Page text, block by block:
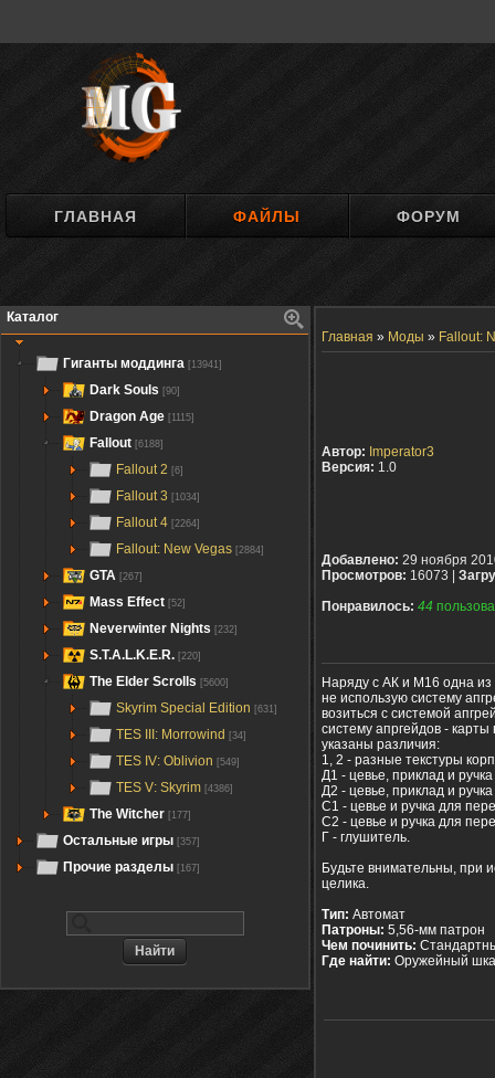
ГЛАВНАЯ ФАЙЛЫ ФОРУМ
Каталог
Гиганты моддинга [13941]
Dark Souls [90]
Dragon Age [1115]
Fallout [6188]
Fallout 2 [6]
Fallout 3 [1034]
Fallout 4 [2264]
Fallout: New Vegas [2884]
GTA [267]
Mass Effect [52]
Neverwinter Nights [232]
S.T.A.L.K.E.R. [220]
The Elder Scrolls [5600]
Skyrim Special Edition [631]
TES III: Morrowind [34]
TES IV: Oblivion [549]
TES V: Skyrim [4386]
The Witcher [177]
Остальные игры [357]
Прочие разделы [167]
Главная » Моды » Fallout:
Автор: Imperator3
Версия: 1.0
Добавлено: 29 ноября
Просмотров: 16073 |
Понравилось: 44
Наряду с АК и М16 одна из
не использую систему
возиться с системой
систему апргейдов -
указаны различия:
1, 2 - разные текстуры
Д1 - цевье, приклад и
Д2 - цевье, приклад и
С1 - цевье и ручка для
С2 - цевье и ручка для
Г - глушитель.
Будьте внимательны, при
целика.
Тип: Автомат
Патроны: 5,56-мм патрон
Чем починить:
Где найти: Оружейный